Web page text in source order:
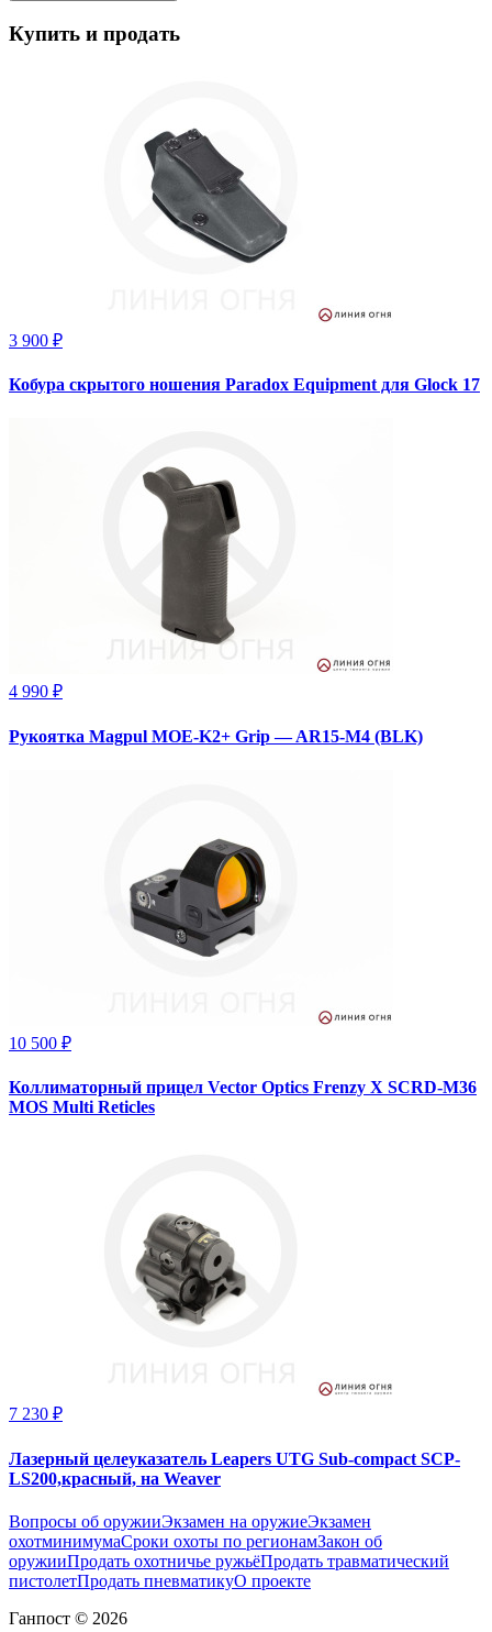
Купить и продать
3 900 ₽
Кобура скрытого ношения Paradox Equipment для Glock 17
4 990 ₽
Рукоятка Magpul MOE-K2+ Grip — AR15-M4 (BLK)
10 500 ₽
Коллиматорный прицел Vector Optics Frenzy X SCRD-M36
MOS Multi Reticles
7 230 ₽
Лазерный целеуказатель Leapers UTG Sub-compact SCP-
LS200,красный, на Weaver
Вопросы об оружииЭкзамен на оружиеЭкзамен
охотминимумаСроки охоты по регионамЗакон об
оружииПродать охотничье ружьёПродать травматический
пистолетПродать пневматикуО проекте
Ганпост © 2026